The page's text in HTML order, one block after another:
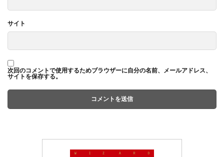
サイト
次回のコメントで使用するためブラウザーに自分の名前、メールアドレス、
サイトを保存する。